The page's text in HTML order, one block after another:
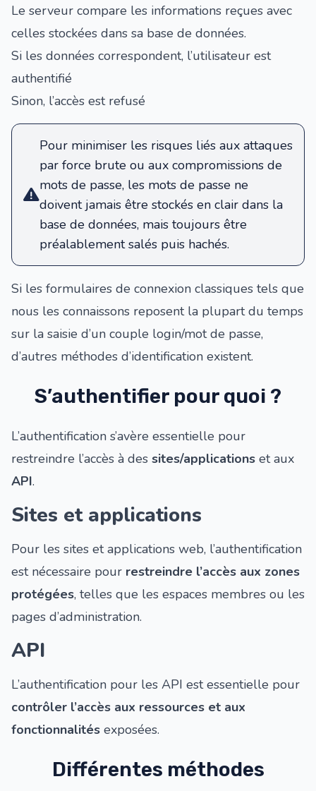
Le serveur compare les informations reçues avec
celles stockées dans sa base de données.
Si les données correspondent, l’utilisateur est
authentifié
Sinon, l’accès est refusé
Pour minimiser les risques liés aux attaques
par force brute ou aux compromissions de
mots de passe, les mots de passe ne
doivent jamais être stockés en clair dans la
base de données, mais toujours être
préalablementsalés puis hachés.
Si les formulaires de connexion classiques tels que
nous les connaissons reposent la plupart du temps
sur la saisie d’un couple login/mot de passe,
d’autres méthodes d’identification existent.
S’authentifier pour quoi ?
L’authentification s’avère essentielle pour
restreindre l’accès à des sites/applications et aux
API.
Sites et applications
Pour les sites et applications web, l’authentification
est nécessaire pour restreindre l’accès aux zones
protégées, telles que les espaces membres ou les
pages d’administration.
API
L’authentification pour les API est essentielle pour
contrôler l’accès aux ressources et aux
fonctionnalités exposées.
Différentes méthodes